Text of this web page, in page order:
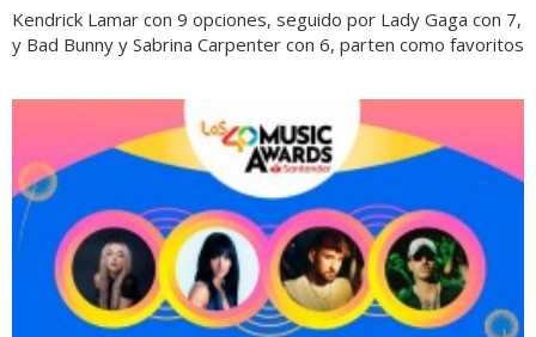
Kendrick Lamar con 9 opciones, seguido por Lady Gaga con 7,
y Bad Bunny y Sabrina Carpenter con 6, parten como favoritos